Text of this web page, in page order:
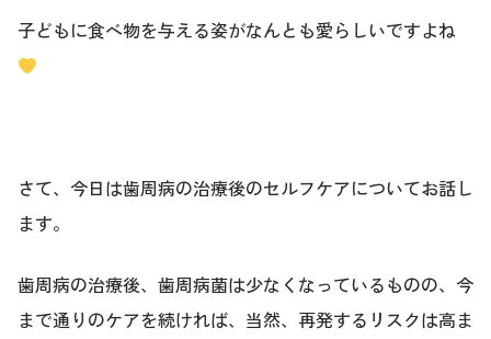
子どもに食べ物を与える姿がなんとも愛らしいですよね
さて、今日は歯周病の治療後のセルフケアについてお話し
ます。
歯周病の治療後、歯周病菌は少なくなっているものの、今
まで通りのケアを続ければ、当然、再発するリスクは高ま